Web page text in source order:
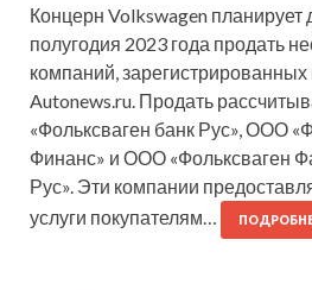
Концерн Volkswagen планирует
полугодия 2023 года продать
компаний,
Autonews.ru. Продать
«Фольксваген банк Рус», ООО
Финанс» и ООО «Фольксваген
Рус». Эти компании
услуги покупателям…